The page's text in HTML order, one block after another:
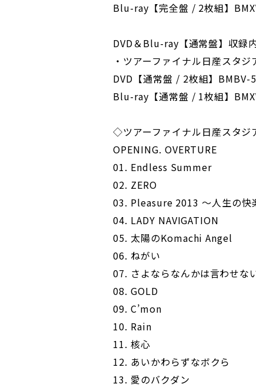
Blu-ray【完全盤 / 2枚組】
DVD＆Blu-ray【通常盤】収
・ツアーファイナル日産スタジ
DVD【通常盤 / 2枚組】
Blu-ray【通常盤 / 1枚組】
◇ツアーファイナル日産スタジ
OPENING. OVERTURE
01. Endless Summer
02. ZERO
03. Pleasure 2013 ～人生の快
04. LADY NAVIGATION
05. 太陽のKomachi Angel
06. ねがい
07. さよならなんかは言わせな
08. GOLD
09. C’mon
10. Rain
11. 核心
12. あいかわらずなボクら
13. 愛のバクダン